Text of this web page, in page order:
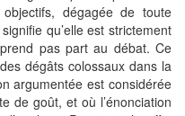
dégagée de toute
qu’elle est strictement
pas part au débat. Ce
dégâts colossaux dans la
argumentée est considérée
de goût, et où l’énonciation